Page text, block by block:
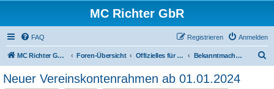
MC Richter GbR
FAQ Anmelden
Registrieren
MC Richter GbR (Impressum / Datenschutz) Foren-Übersicht Offizielles für Jedermann Bekanntmachungen
Neuer Vereinskontenrahmen ab 01.01.2024